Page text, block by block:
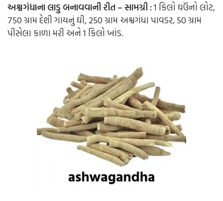
અશ્વગંધાના લાડુ બનાવવાની રીત – સામગ્રી :1 કિલો ઘઉંનો લોટ,
750 ગ્રામ દેશી ગાયનું ઘી, 250 ગ્રામ અશ્વગંધા પાવડર, 50 ગ્રામ
પીસેલા કાળા મરી અને 1 કિલો ખાંડ.